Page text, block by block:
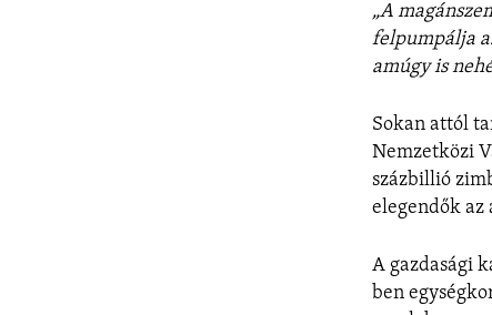
„A
felpumpálja
amúgy is
Sokan attól
Nemzetközi
százbillió
elegendők az
A gazdasági
ben